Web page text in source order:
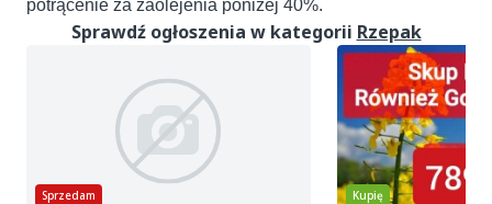
potrącenie za zaolejenia poniżej 40%.
Sprawdź ogłoszenia w kategorii Rzepak
Sprzedam Kupię